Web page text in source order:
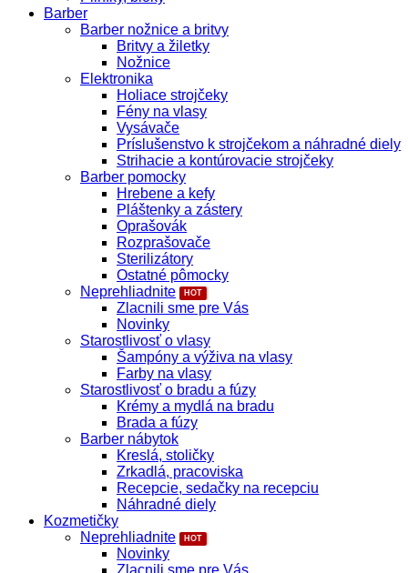
Barber
Barber nožnice a britvy
Britvy a žiletky
Nožnice
Elektronika
Holiace strojčeky
Fény na vlasy
Vysávače
Príslušenstvo k strojčekom a náhradné diely
Strihacie a kontúrovacie strojčeky
Barber pomocky
Hrebene a kefy
Pláštenky a zástery
Oprašovák
Rozprašovače
Sterilizátory
Ostatné pômocky
Neprehliadnite
Zlacnili sme pre Vás
Novinky
Starostlivosť o vlasy
Šampóny a výživa na vlasy
Farby na vlasy
Starostlivosť o bradu a fúzy
Krémy a mydlá na bradu
Brada a fúzy
Barber nábytok
Kreslá, stoličky
Zrkadlá, pracoviska
Recepcie, sedačky na recepciu
Náhradné diely
Kozmetičky
Neprehliadnite
Novinky